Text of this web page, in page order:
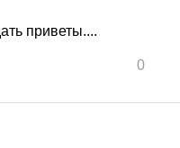
приветы....
0